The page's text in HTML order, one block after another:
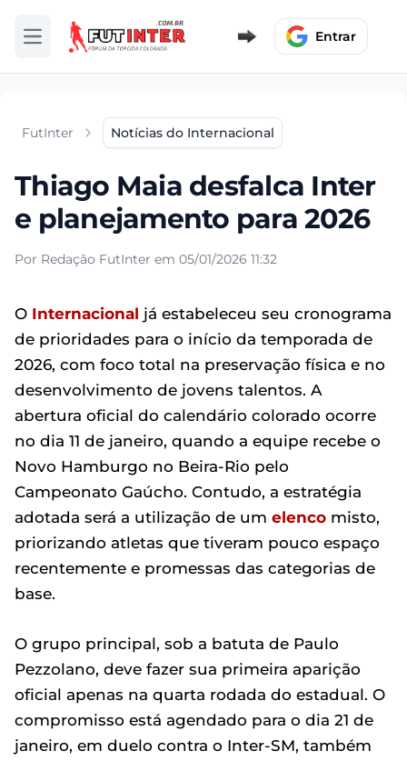
Abrir menu Entrar
FutInter Notícias do Internacional
Thiago Maia desfalca Inter
e planejamento para 2026
Por Redação FutInter em 05/01/2026 11:32
O Internacional já estabeleceu seu cronograma
de prioridades para o início da temporada de
2026, com foco total na preservação física e no
desenvolvimento de jovens talentos. A
abertura oficial do calendário colorado ocorre
no dia 11 de janeiro, quando a equipe recebe o
Novo Hamburgo no Beira-Rio pelo
Campeonato Gaúcho. Contudo, a estratégia
adotada será a utilização de um elenco misto,
priorizando atletas que tiveram pouco espaço
recentemente e promessas das categorias de
base.
O grupo principal, sob a batuta de Paulo
Pezzolano, deve fazer sua primeira aparição
oficial apenas na quarta rodada do estadual. O
compromisso está agendado para o dia 21 de
janeiro, em duelo contra o Inter-SM, também